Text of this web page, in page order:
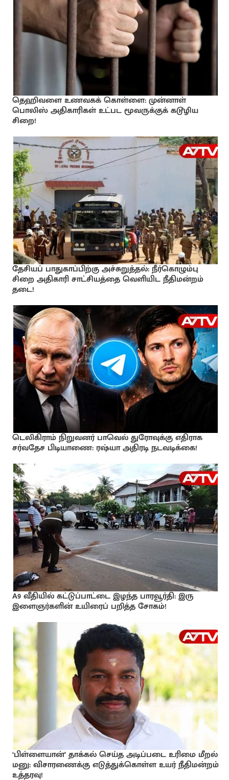
தெஹிவளை உணவகக் கொள்ளை: முன்னாள்
பொலிஸ் அதிகாரிகள் உட்பட மூவருக்குக் கடூழிய
சிறை!
தேசியப் பாதுகாப்பிற்கு அச்சுறுத்தல்: நீர்கொழும்பு
சிறை அதிகாரி சாட்சியத்தை வெளியிட நீதிமன்றம்
தடை!
டெலிகிராம் நிறுவனர் பாவெல் துரோவுக்கு எதிராக
சர்வதேச பிடியாணை: ரஷ்யா அதிரடி நடவடிக்கை!
A9 வீதியில் கட்டுப்பாட்டை இழந்த பாரவூர்தி: இரு
இளைஞர்களின் உயிரைப் பறித்த சோகம்!
‘பிள்ளையான்’ தாக்கல் செய்த அடிப்படை உரிமை மீறல்
மனு: விசாரணைக்கு எடுத்துக்கொள்ள உயர் நீதிமன்றம்
உத்தரவு!